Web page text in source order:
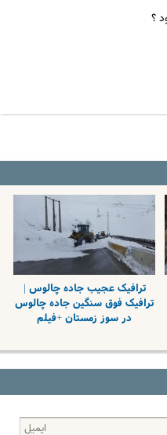
؟
ترافیک عجیب جاده چالوس |
ترافیک فوق سنگین جاده چالوس
در سوز زمستان +فیلم